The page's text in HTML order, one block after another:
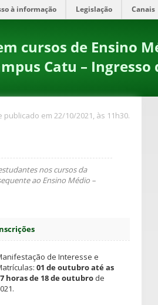
à informação Legislação Canais
cursos de Ensino
Catu –
em 22/10/2021, às 11h30.
nos cursos da
ao Ensino Médio –
de Interesse e
01 de outubro até as
horas de 18 de outubrode